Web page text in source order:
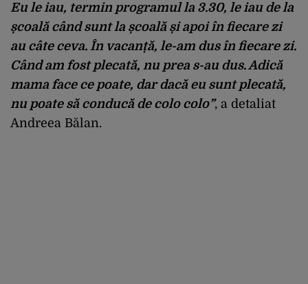
Eu le iau, termin programul la 3.30, le iau de la
școală când sunt la școală și apoi în fiecare zi
au câte ceva. În vacanță, le-am dus în fiecare zi.
Când am fost plecată, nu prea s-au dus. Adică
mama face ce poate, dar dacă eu sunt plecată,
nu poate să conducă de colo colo”, a detaliat
Andreea Bălan.